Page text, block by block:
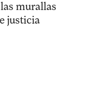
murallas
justicia